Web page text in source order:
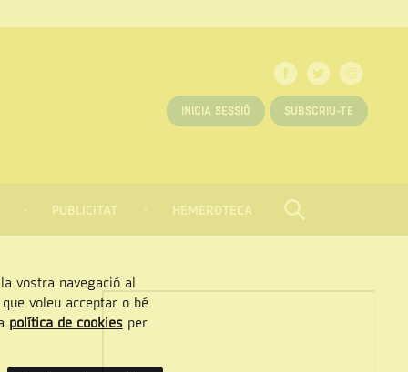
INICIA SESSIÓ SUBSCRIU-TE
PUBLICITAT HEMEROTECA CERCAR
vostra navegació al
voleu acceptar o bé
política de cookiesper